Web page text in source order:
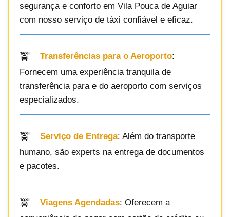
segurança e conforto em Vila Pouca de Aguiar
com nosso serviço de táxi confiável e eficaz.
Transferências para o Aeroporto:
Fornecem uma experiência tranquila de
transferência para e do aeroporto com serviços
especializados.
Serviço de Entrega: Além do transporte
humano, são experts na entrega de documentos
e pacotes.
Viagens Agendadas: Oferecem a